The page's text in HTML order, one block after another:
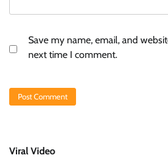
Save my name, email, and
next time I comment.
Viral Video